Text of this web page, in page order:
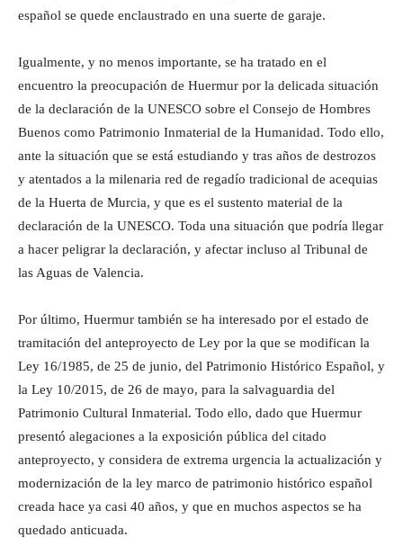
español se quede enclaustrado en una suerte de garaje.
Igualmente, y no menos importante, se ha tratado en el
encuentro la preocupación de Huermur por la delicada situación
de la declaración de la UNESCO sobre el Consejo de Hombres
Buenos como Patrimonio Inmaterial de la Humanidad. Todo ello,
ante la situación que se está estudiando y tras años de destrozos
y atentados a la milenaria red de regadío tradicional de acequias
de la Huerta de Murcia, y que es el sustento material de la
declaración de la UNESCO. Toda una situación que podría llegar
a hacer peligrar la declaración, y afectar incluso al Tribunal de
las Aguas de Valencia.
Por último, Huermur también se ha interesado por el estado de
tramitación del anteproyecto de Ley por la que se modifican la
Ley 16/1985, de 25 de junio, del Patrimonio Histórico Español, y
la Ley 10/2015, de 26 de mayo, para la salvaguardia del
Patrimonio Cultural Inmaterial. Todo ello, dado que Huermur
presentó alegaciones a la exposición pública del citado
anteproyecto, y considera de extrema urgencia la actualización y
modernización de la ley marco de patrimonio histórico español
creada hace ya casi 40 años, y que en muchos aspectos se ha
quedado anticuada.